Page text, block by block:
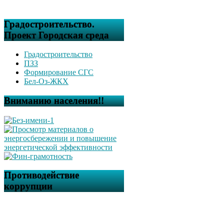
Градостроительство.
Проект Городская среда
Градостроительство
ПЗЗ
Формирование СГС
Бел-Оз-ЖКХ
Вниманию населения!!
Противодействие
коррупции